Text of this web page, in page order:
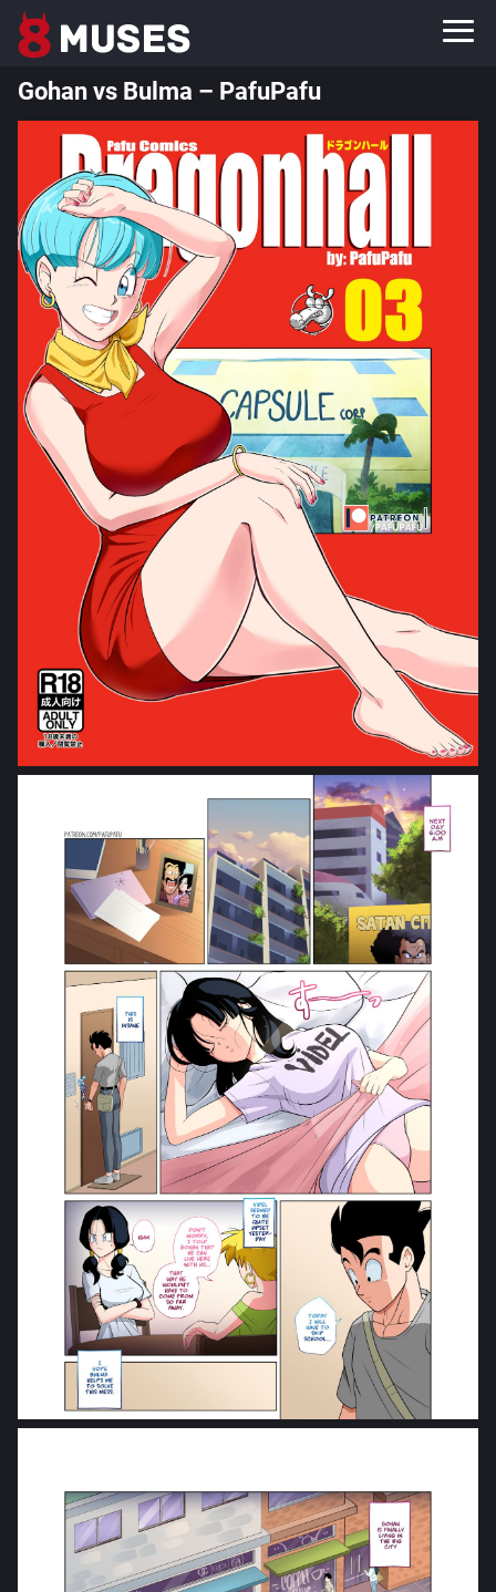
Gohan vs Bulma – PafuPafu